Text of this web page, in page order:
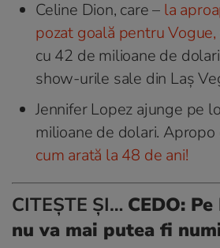
Celine Dion, care – la
pozat goală pentru Vogue,
cu 42 de milioane de
show-urile sale din Laș
Jennifer Lopez ajunge pe
milioane de dolari. Apropo
cum arată la 48 de ani!
CITEȘTE ȘI… CEDO:
nu va mai putea fi